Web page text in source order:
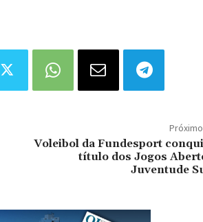
Voleibol da Fundesport
título dos Jogos
Juventude